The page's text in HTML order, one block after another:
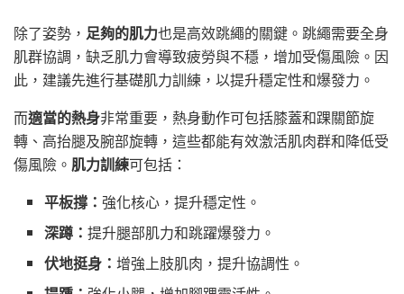
除了姿勢， 足夠的肌力也是高效跳繩的關鍵。跳繩需要全身
肌群協調，缺乏肌力會導致疲勞與不穩，增加受傷風險。因
此，建議先進行基礎肌力訓練，以提升穩定性和爆發力。
而適當的熱身非常重要，熱身動作可包括膝蓋和踝關節旋
轉、高抬腿及腕部旋轉，這些都能有效激活肌肉群和降低受
傷風險。 肌力訓練可包括：
平板撐：強化核心，提升穩定性。
深蹲：提升腿部肌力和跳躍爆發力。
伏地挺身：增強上肢肌肉，提升協調性。